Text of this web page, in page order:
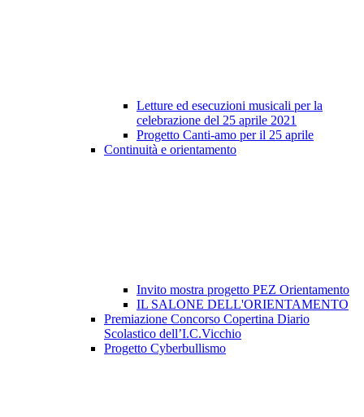
Letture ed esecuzioni musicali per la
celebrazione del 25 aprile 2021
Progetto Canti-amo per il 25 aprile
Continuità e orientamento
Invito mostra progetto PEZ Orientamento
IL SALONE DELL'ORIENTAMENTO
Premiazione Concorso Copertina Diario
Scolastico dell’I.C.Vicchio
Progetto Cyberbullismo